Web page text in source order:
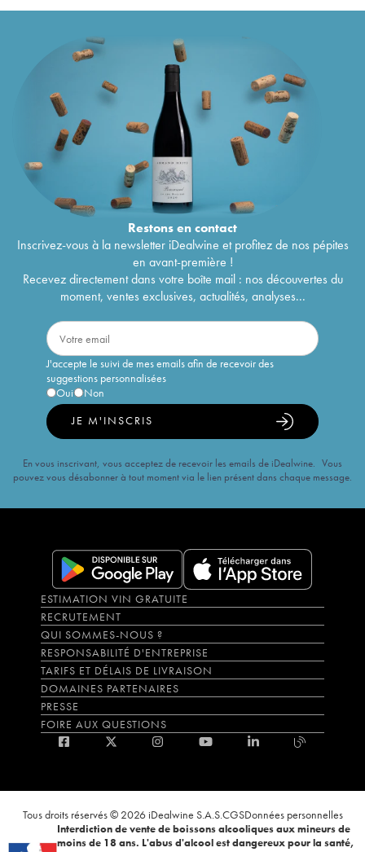
Restons encontact
Inscrivez-vous à la newsletter iDealwine et profitez de nos pépites
en avant-première !
Recevez directement dans votre boîte mail : nos découvertes du
moment, ventes exclusives, actualités, analyses...
J'accepte le suivi de mes emails afin de recevoir des
suggestions personnalisées
Oui
Non
JE M'INSCRIS
En vous inscrivant, vous acceptez de recevoir les emails de iDealwine. Vous
pouvez vous désabonner à tout moment via le lien présent dans chaque message.
ESTIMATION VIN GRATUITE
RECRUTEMENT
QUI SOMMES-NOUS ?
RESPONSABILITÉ D'ENTREPRISE
TARIFS ET DÉLAIS DE LIVRAISON
DOMAINES PARTENAIRES
PRESSE
FOIRE AUX QUESTIONS
Tous droits réservés © 2026 iDealwine S.A.S.CGSDonnées personnelles
Interdiction de vente de boissons alcooliques aux mineurs de
moins de 18 ans. L'abus d'alcool est dangereux pour la santé,